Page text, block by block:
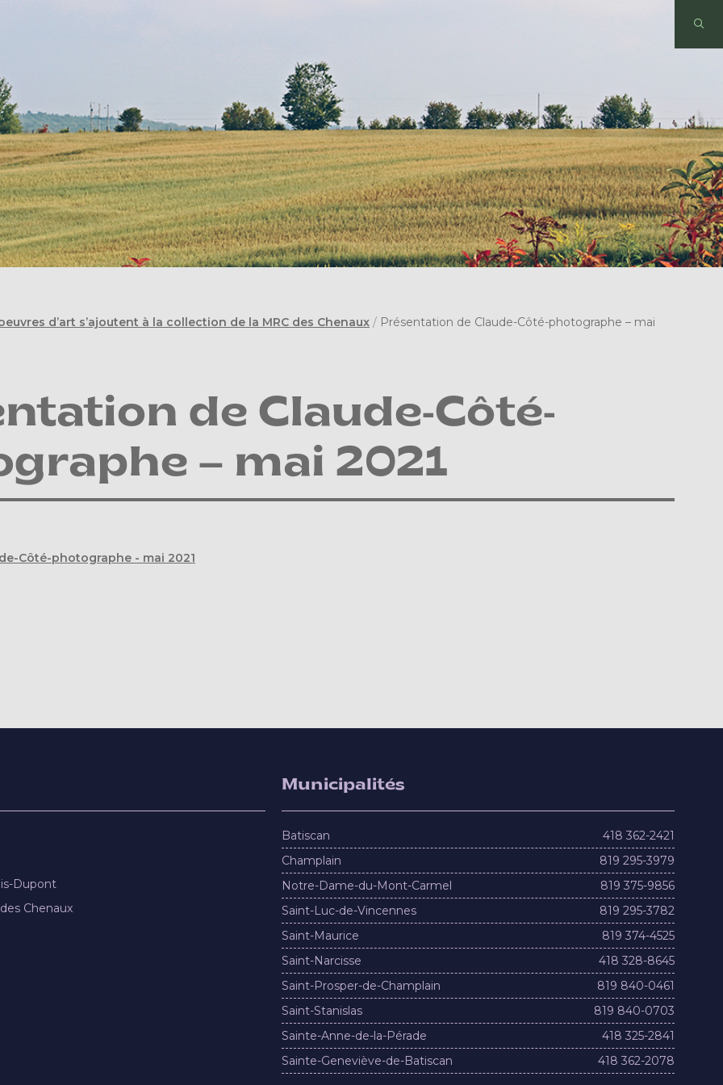
d’art s’ajoutent à la collection de la MRC des Chenaux / Présentation de Claude-Côté-photographe – mai
de Claude-Côté-
– mai 2021
Côté-photographe - mai 2021
Dupont
Chenaux
Municipalités
Batiscan
418 362-2421
Champlain
819 295-3979
Notre-Dame-du-Mont-Carmel
819 375-9856
Saint-Luc-de-Vincennes
819 295-3782
Saint-Maurice
819 374-4525
Saint-Narcisse
418 328-8645
Saint-Prosper-de-Champlain
819 840-0461
Saint-Stanislas
819 840-0703
Sainte-Anne-de-la-Pérade
418 325-2841
Sainte-Geneviève-de-Batiscan
418 362-2078